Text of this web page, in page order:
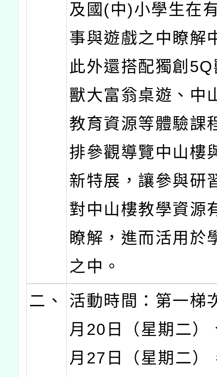
及國(中)小學生在
事與遊戲之中瞭解
此外還搭配獨創
獸大富翁桌遊、中
教育資源等體驗課
排參觀導覽中山樓
新特展，讓參與研
對中山樓教學資源
瞭解，進而活用於
之中。
二、
活動時間：第一梯
月20日（星期二）
月27日（星期二）